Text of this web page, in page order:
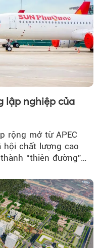
lập nghiệp của
rộng mở từ APEC
hội chất lượng cao
“thiên đường”